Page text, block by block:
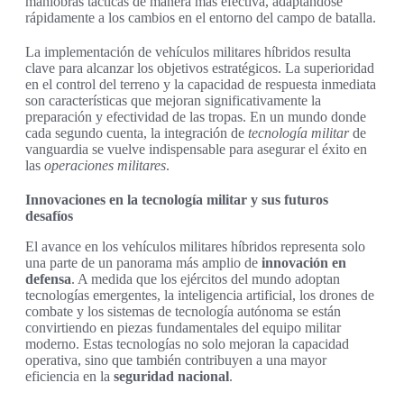
rápidamente a los cambios en el entorno del campo de batalla.
La implementación de vehículos militares híbridos resulta
clave para alcanzar los objetivos estratégicos. La superioridad
en el control del terreno y la capacidad de respuesta inmediata
son características que mejoran significativamente la
preparación y efectividad de las tropas. En un mundo donde
cada segundo cuenta, la integración de tecnología militarde
vanguardia se vuelve indispensable para asegurar el éxito en
las operaciones militares.
Innovaciones en la tecnología militar y sus futuros
desafíos
El avance en los vehículos militares híbridos representa solo
una parte de un panorama más amplio de innovación en
defensa. A medida que los ejércitos del mundo adoptan
tecnologías emergentes, la inteligencia artificial, los drones de
combate y los sistemas de tecnología autónoma se están
convirtiendo en piezas fundamentales del equipo militar
moderno. Estas tecnologías no solo mejoran la capacidad
operativa, sino que también contribuyen a una mayor
eficiencia en la seguridad nacional.